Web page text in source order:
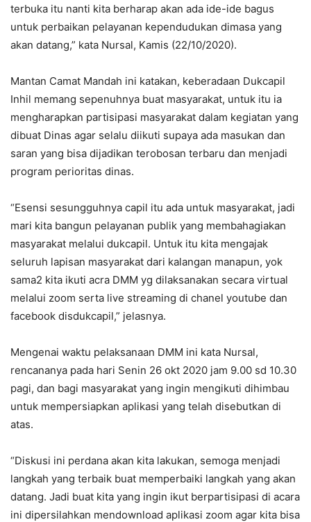
terbuka itu nanti kita berharap akan ada ide-ide bagus
untuk perbaikan pelayanan kependudukan dimasa yang
akan datang,” kata Nursal, Kamis (22/10/2020).
Mantan Camat Mandah ini katakan, keberadaan Dukcapil
Inhil memang sepenuhnya buat masyarakat, untuk itu ia
mengharapkan partisipasi masyarakat dalam kegiatan yang
dibuat Dinas agar selalu diikuti supaya ada masukan dan
saran yang bisa dijadikan terobosan terbaru dan menjadi
program perioritas dinas.
“Esensi sesungguhnya capil itu ada untuk masyarakat, jadi
mari kita bangun pelayanan publik yang membahagiakan
masyarakat melalui dukcapil. Untuk itu kita mengajak
seluruh lapisan masyarakat dari kalangan manapun, yok
sama2 kita ikuti acra DMM yg dilaksanakan secara virtual
melalui zoom serta live streaming di chanel youtube dan
facebook disdukcapil,” jelasnya.
Mengenai waktu pelaksanaan DMM ini kata Nursal,
rencananya pada hari Senin 26 okt 2020 jam 9.00 sd 10.30
pagi, dan bagi masyarakat yang ingin mengikuti dihimbau
untuk mempersiapkan aplikasi yang telah disebutkan di
atas.
“Diskusi ini perdana akan kita lakukan, semoga menjadi
langkah yang terbaik buat memperbaiki langkah yang akan
datang. Jadi buat kita yang ingin ikut berpartisipasi di acara
ini dipersilahkan mendownload aplikasi zoom agar kita bisa